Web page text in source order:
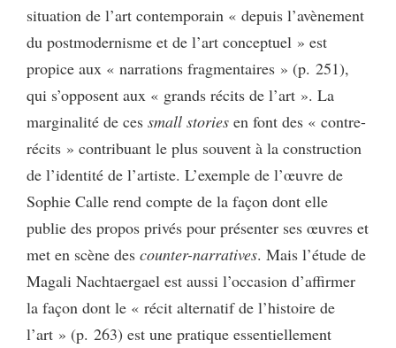
situation de l’art contemporain « depuis l’avènement
du postmodernisme et de l’art conceptuel » est
propice aux « narrations fragmentaires » (p. 251),
qui s’opposent aux « grands récits de l’art ». La
marginalité de ces small stories en font des « contre-
récits » contribuant le plus souvent à la construction
de l’identité de l’artiste. L’exemple de l’œuvre de
Sophie Calle rend compte de la façon dont elle
publie des propos privés pour présenter ses œuvres et
met en scène des counter-narratives. Mais l’étude de
Magali Nachtaergael est aussi l’occasion d’affirmer
la façon dont le « récit alternatif de l’histoire de
l’art » (p. 263) est une pratique essentiellement